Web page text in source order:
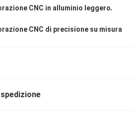
CNC in alluminio leggero,
CNC di precisione su misura